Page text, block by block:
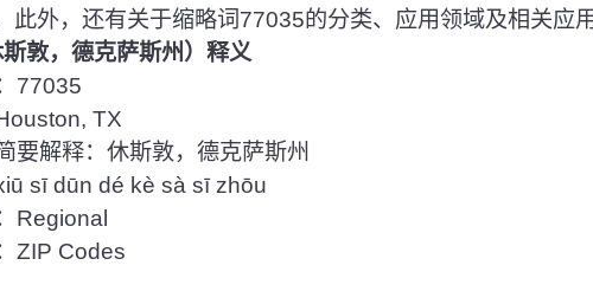
此外，还有关于缩略词77035的分类、应用领域及相关应用
敦，德克萨斯州）释义
77035
TX
要解释：休斯敦，德克萨斯州
sī dūn dé kè sà sī zhōu
Regional
ZIP Codes